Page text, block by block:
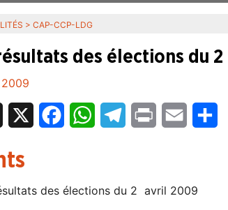
> CAP-CCP-LDG
des élections du
Threads FacebookWhatsAppTelegram
Print Email
des élections du 2 avril 2009